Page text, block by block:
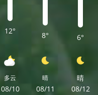
12°
多云
08/10
8°
晴
08/11
6°
晴
08/12